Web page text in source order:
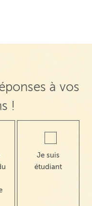
à vos
!
Je suis
étudiant